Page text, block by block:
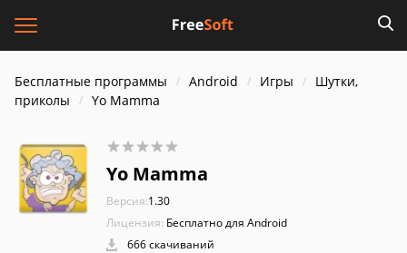
Бесплатные программы Android Игры
Шутки,
приколы
Yo Mamma
Yo Mamma
Версия:1.30
Лицензия: Бесплатно для Android
666 скачиваний